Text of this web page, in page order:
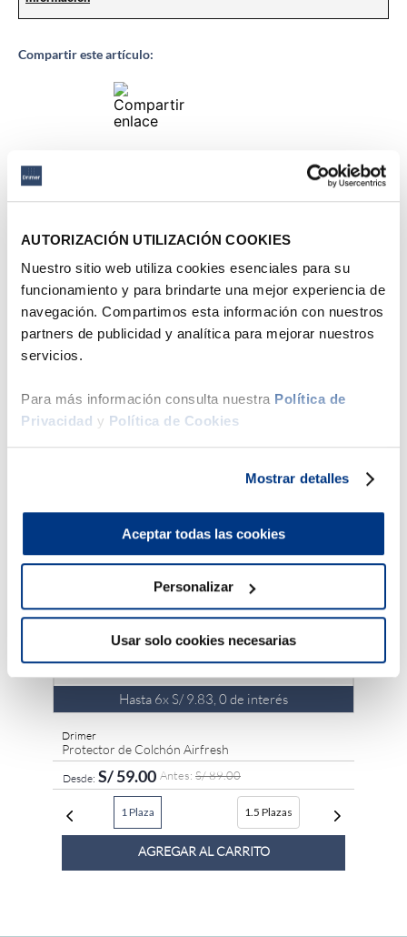
AUTORIZACIÓN UTILIZACIÓN COOKIES
Nuestro sitio web utiliza cookies esenciales para su
funcionamiento y para brindarte una mejor experiencia de
navegación. Compartimos esta información con nuestros
partners de publicidad y analítica para mejorar nuestros
servicios.
Para más información consulta nuestra Política de
Privacidad y Política de Cookies
Mostrar detalles
Aceptar todas las cookies
Personalizar
Usar solo cookies necesarias
Compartir este artículo:
Descripción del producto
Estructura interna
Ficha técnica
34 %
Hasta 6xS/ 9 83 0de interés
Drimer
Protector de Colchón Airfresh
S/59.00 S/89.00
1 Plaza 1.5 Plazas
AGREGAR AL CARRITO
Drimer